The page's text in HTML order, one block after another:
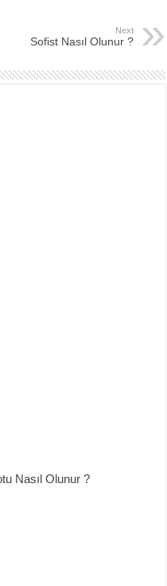
Next
Sofist Nasıl Olunur ?
Nasıl Olunur ?